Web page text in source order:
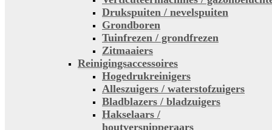
Drukspuiten / nevelspuiten
Grondboren
Tuinfrezen / grondfrezen
Zitmaaiers
Reinigingsaccessoires
Hogedrukreinigers
Alleszuigers / waterstofzuigers
Bladblazers / bladzuigers
Hakselaars /
houtversnipperaars